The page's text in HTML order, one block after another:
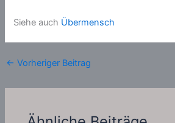
Siehe auch Übermensch
← Vorheriger Beitrag